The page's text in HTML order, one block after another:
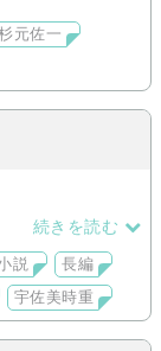
元佐一
ロも明治軸も
に章分けして作
続きを読む
説
長編
宇佐美時重